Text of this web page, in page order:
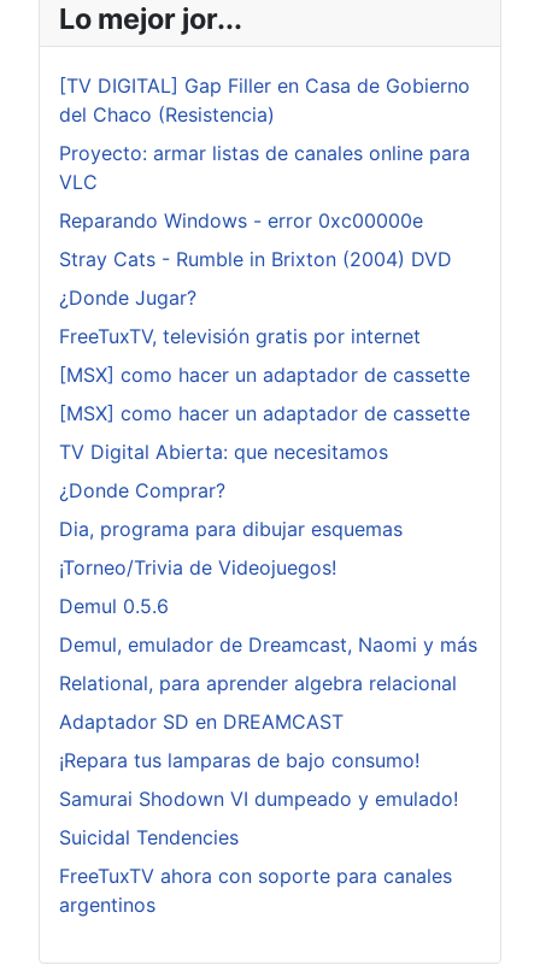
Lo mejor jor...
[TV DIGITAL] Gap Filler en Casa de Gobierno
del Chaco (Resistencia)
Proyecto: armar listas de canales online para
VLC
Reparando Windows - error 0xc00000e
Stray Cats - Rumble in Brixton (2004) DVD
¿Donde Jugar?
FreeTuxTV, televisión gratis por internet
[MSX] como hacer un adaptador de cassette
[MSX] como hacer un adaptador de cassette
TV Digital Abierta: que necesitamos
¿Donde Comprar?
Dia, programa para dibujar esquemas
¡Torneo/Trivia de Videojuegos!
Demul 0.5.6
Demul, emulador de Dreamcast, Naomi y más
Relational, para aprender algebra relacional
Adaptador SD en DREAMCAST
¡Repara tus lamparas de bajo consumo!
Samurai Shodown VI dumpeado y emulado!
Suicidal Tendencies
FreeTuxTV ahora con soporte para canales
argentinos